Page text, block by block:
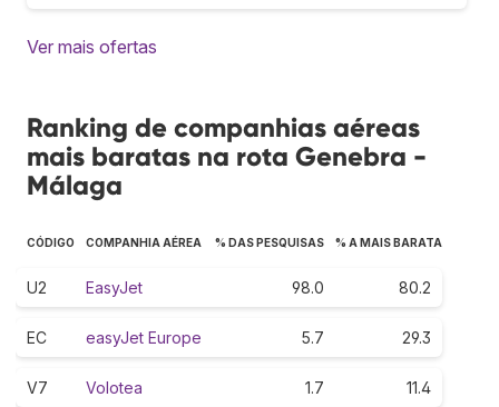
Ver mais ofertas
Ranking de companhias aéreas
mais baratas na rota Genebra -
Málaga
CÓDIGO COMPANHIA AÉREA % DAS PESQUISAS % A MAIS BARATA
U2 EasyJet 98.0 80.2
EC easyJet Europe 5.7 29.3
V7 Volotea 1.7 11.4